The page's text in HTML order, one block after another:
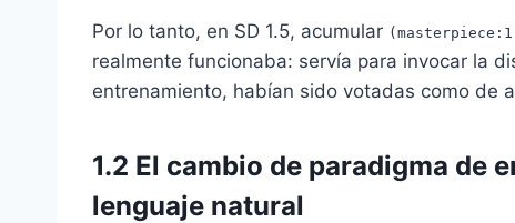
Por lo tanto, en SD 1.5, acumular
realmente funcionaba: servía para invocar la
entrenamiento, habían sido votadas como de
1.2 El cambio de paradigma de
lenguaje natural